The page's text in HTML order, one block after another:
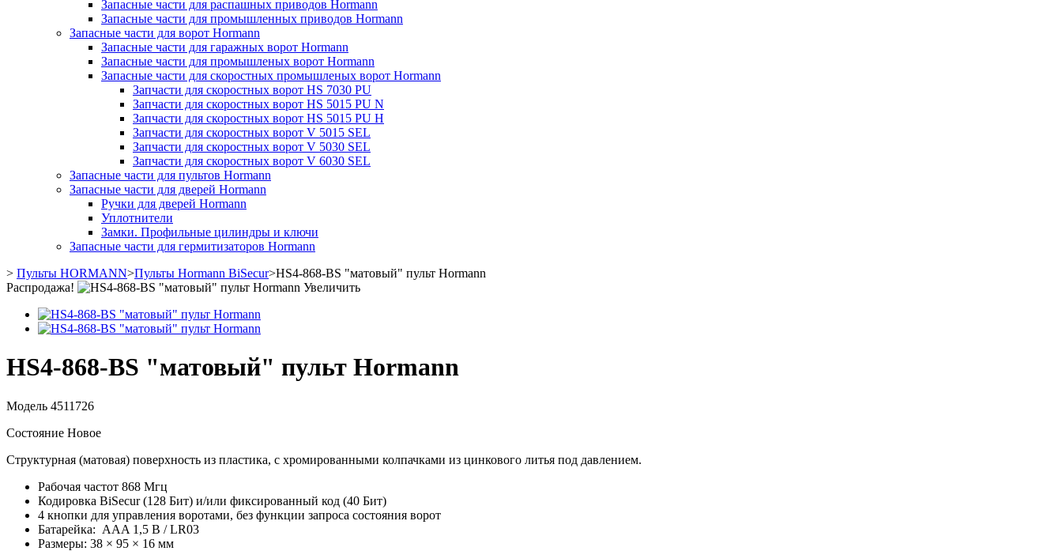
Запасные части для распашных приводов Hormann
Запасные части для промышленных приводов Hormann
Запасные части для ворот Hormann
Запасные части для гаражных ворот Hormann
Запасные части для промышленых ворот Hormann
Запасные части для скоростных промышленых ворот Hormann
Запчасти для скоростных ворот HS 7030 PU
Запчасти для скоростных ворот HS 5015 PU N
Запчасти для скоростных ворот HS 5015 PU H
Запчасти для скоростных ворот V 5015 SEL
Запчасти для скоростных ворот V 5030 SEL
Запчасти для скоростных ворот V 6030 SEL
Запасные части для пультов Hormann
Запасные части для дверей Hormann
Ручки для дверей Hormann
Уплотнители
Замки. Профильные цилиндры и ключи
Запасные части для гермитизаторов Hormann
> Пульты HORMANN>Пульты Hormann BiSecur>HS4-868-BS "матовый" пульт Hormann
Распродажа!
Увеличить
HS4-868-BS "матовый" пульт Hormann
Модель 4511726
Состояние Новое
Структурная (матовая) поверхность из пластика, с хромированными колпачками из цинкового литья под давлением.
Рабочая частот 868 Мгц
Кодировка BiSecur (128 Бит) и/или фиксированный код (40 Бит)
4 кнопки для управления воротами, без функции запроса состояния ворот
Батарейка: AAA 1,5 В / LR03
Размеры: 38 × 95 × 16 мм